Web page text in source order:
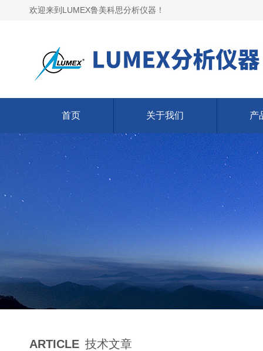
欢迎来到LUMEX鲁美科思分析仪器！
首页 关于我们 产
ARTICLE 技术文章